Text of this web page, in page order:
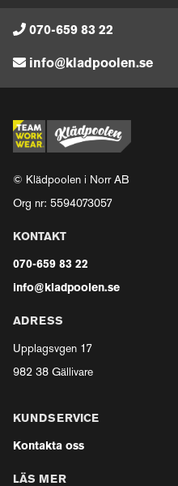
070-659 83 22
info@kladpoolen.se
© Klädpoolen i Norr AB
Org nr: 5594073057
KONTAKT
070-659 83 22
info@kladpoolen.se
ADRESS
Upplagsvgen 17
982 38 Gällivare
KUNDSERVICE
Kontakta oss
LÄS MER